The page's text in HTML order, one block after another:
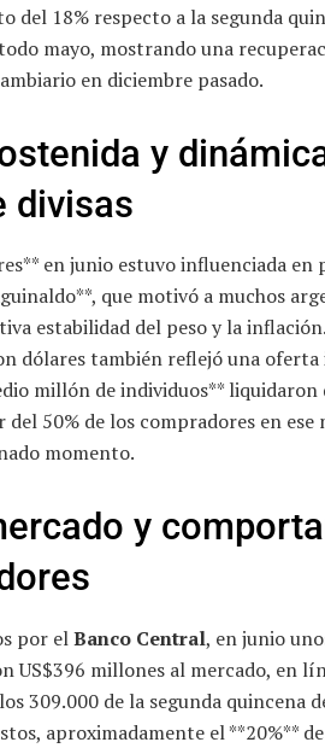
del 18% respecto a la segunda
mayo, mostrando una
en diciembre pasado.
y
divisas
en junio estuvo influenciada en
que motivó a muchos
estabilidad del peso y la
dólares también reflejó una
millón de individuos** liquidaron
50% de los compradores en ese
momento.
y
por elBanco Central, en junio
US$396 millones al mercado, en
309.000 de la segunda quincena
aproximadamente el **20%**